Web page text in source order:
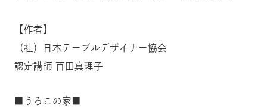
【作者】
（社）日本テーブルデザイナー協会
認定講師 百田真理子
■うろこの家■